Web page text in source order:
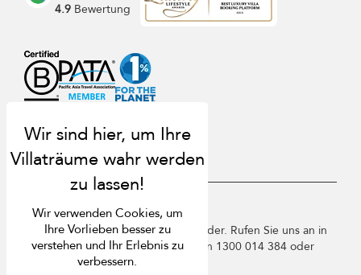
4.9 Bewertung
USD $ de Deutsch
Copyright © 2026 Sri Lanka Villa Finder. Rufen Sie uns an in
Singapur +65 3105 1190 / Australien 1300 014 384 oder
+61 2 9191 7419.
Wir verwenden Cookies, um
Ihre Vorlieben besser zu
verstehen und Ihr Erlebnis zu
verbessern.